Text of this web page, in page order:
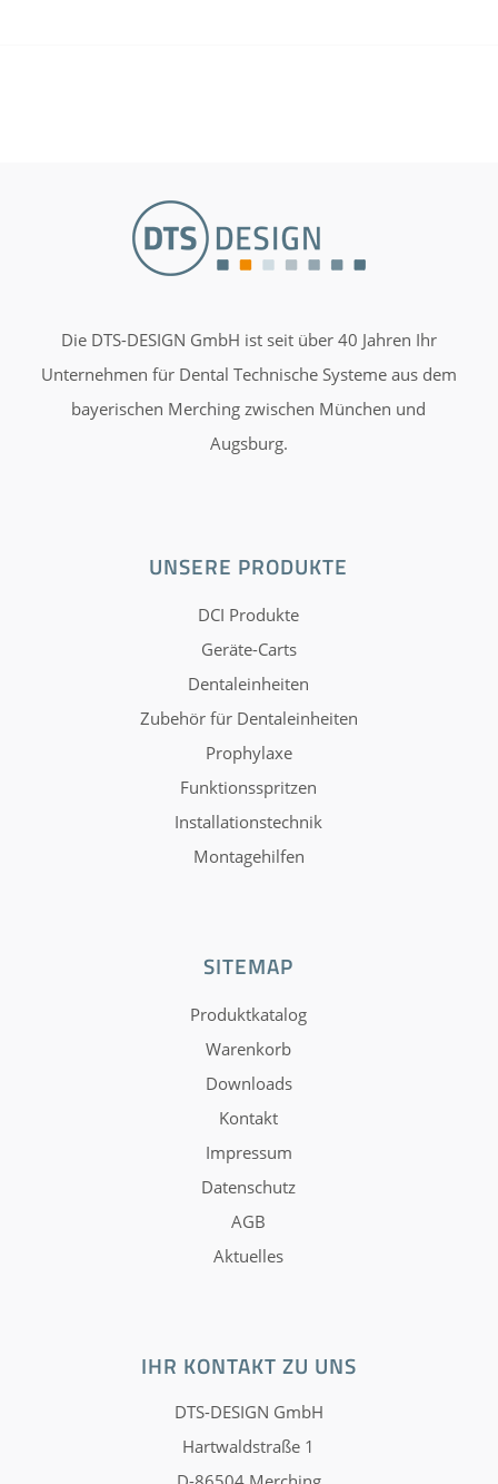
Die DTS-DESIGN GmbH ist seit über 40 Jahren Ihr
Unternehmen für Dental Technische Systeme aus dem
bayerischen Merching zwischen München und
Augsburg.
UNSERE PRODUKTE
DCI Produkte
Geräte-Carts
Dentaleinheiten
Zubehör für Dentaleinheiten
Prophylaxe
Funktionsspritzen
Installationstechnik
Montagehilfen
SITEMAP
Produktkatalog
Warenkorb
Downloads
Kontakt
Impressum
Datenschutz
AGB
Aktuelles
IHR KONTAKT ZU UNS
DTS-DESIGN GmbH
Hartwaldstraße 1